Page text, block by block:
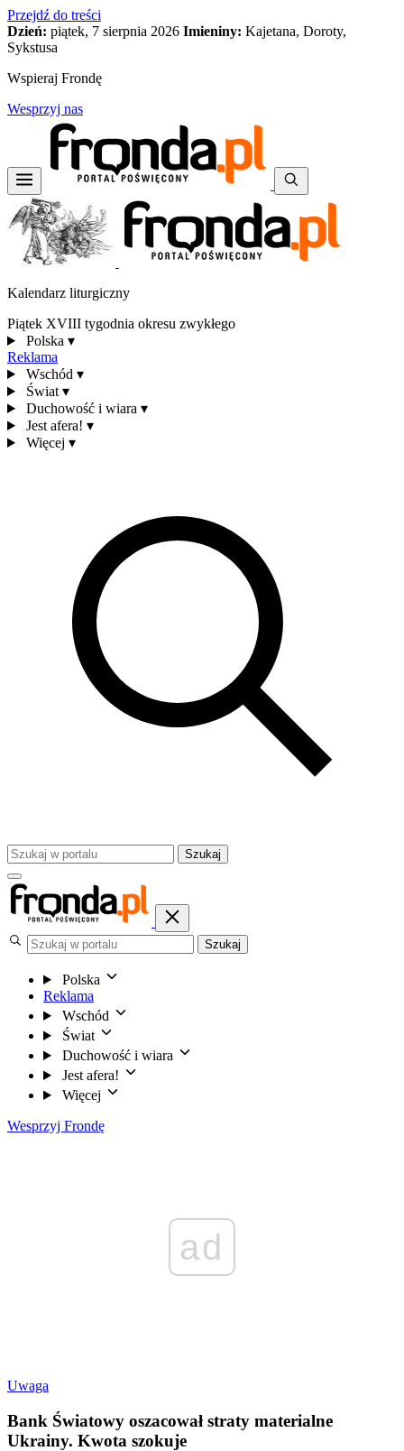
Przejdź do treści
Dzień: piątek, 7 sierpnia 2026 Imieniny: Kajetana, Doroty,
Sykstusa
Wspieraj Frondę
Wesprzyj nas
Kalendarz liturgiczny
Piątek XVIII tygodnia okresu zwykłego
Polska ▾
Reklama
Wschód ▾
Świat ▾
Duchowość i wiara ▾
Jest afera! ▾
Więcej ▾
Szukaj
Szukaj
Polska
Reklama
Wschód
Świat
Duchowość i wiara
Jest afera!
Więcej
Wesprzyj Frondę
ad
Uwaga
Bank Światowy oszacował straty materialne
Ukrainy. Kwota szokuje